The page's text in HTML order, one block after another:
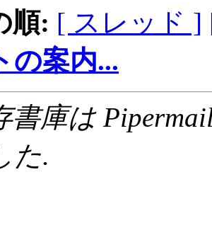
順: [ スレッド ]
の案内...
書庫は
た.